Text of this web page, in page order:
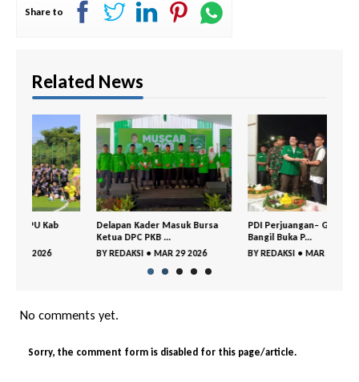
Share to
Related News
Delapan Kader Masuk Bursa
Ketua DPC PKB ...
BYREDAKSI MAR 29 2026
PDI Perjuangan– GP Ansor
BYREDAKSI MAR 18 2026
No comments yet.
Sorry, the comment form is disabled for this page/article.